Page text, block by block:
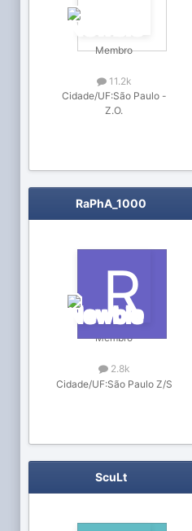
Membro
11.2k
Cidade/UF:São Paulo -
Z.O.
RaPhA_1000
Membro
2.8k
Cidade/UF:São Paulo Z/S
ScuLt